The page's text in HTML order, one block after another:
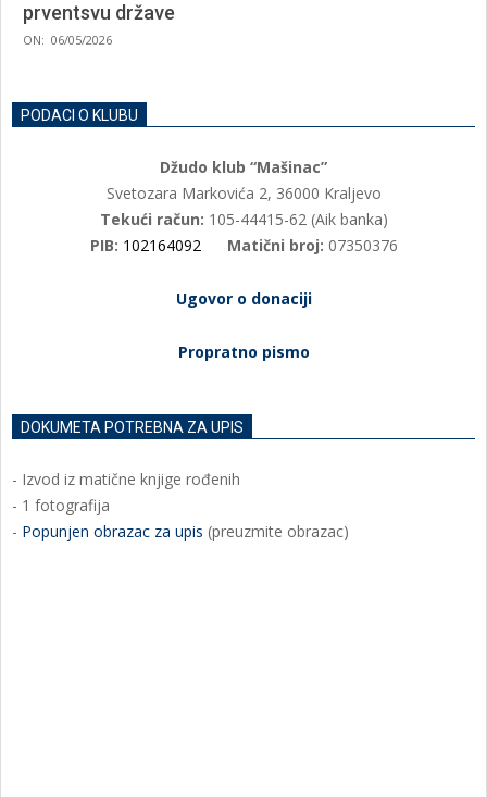
prventsvu države
2026-
ON: 06/05/2026
PODACI O KLUBU
Džudo klub “Mašinac”
Svetozara Markovića 2, 36000 Kraljevo
Tekući račun: 105-44415-62 (Aik banka)
PIB: 102164092 Matični broj: 07350376
Ugovor o donaciji
Propratno pismo
DOKUMETA POTREBNA ZA UPIS
- Izvod iz matične knjige rođenih
- 1 fotografija
- Popunjen obrazac za upis (preuzmite obrazac)